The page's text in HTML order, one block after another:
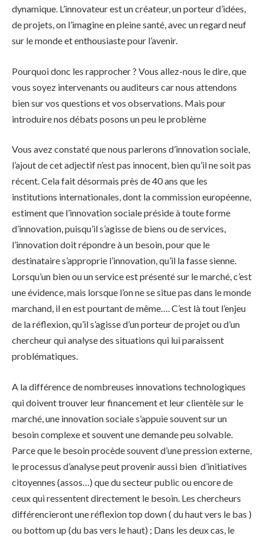
dynamique. L’innovateur est un créateur, un porteur d’idées,
de projets, on l’imagine en pleine santé, avec un regard neuf
sur le monde et enthousiaste pour l’avenir.
Pourquoi donc les rapprocher ? Vous allez-nous le dire, que
vous soyez intervenants ou auditeurs car nous attendons
bien sur vos questions et vos observations. Mais pour
introduire nos débats posons un peu le problème
Vous avez constaté que nous parlerons d’innovation sociale,
l’ajout de cet adjectif n’est pas innocent, bien qu’il ne soit pas
récent. Cela fait désormais près de 40 ans que les
institutions internationales, dont la commission européenne,
estiment que l’innovation sociale préside à toute forme
d’innovation, puisqu’il s’agisse de biens ou de services,
l’innovation doit répondre à un besoin, pour que le
destinataire s’approprie l’innovation, qu’il la fasse sienne.
Lorsqu’un bien ou un service est présenté sur le marché, c’est
une évidence, mais lorsque l’on ne se situe pas dans le monde
marchand, il en est pourtant de même…. C’est là tout l’enjeu
de la réflexion, qu’il s’agisse d’un porteur de projet ou d’un
chercheur qui analyse des situations qui lui paraissent
problématiques.
A la différence de nombreuses innovations technologiques
qui doivent trouver leur financement et leur clientèle sur le
marché, une innovation sociale s’appuie souvent sur un
besoin complexe et souvent une demande peu solvable.
Parce que le besoin procède souvent d’une pression externe,
le processus d’analyse peut provenir aussi bien d’initiatives
citoyennes (assos…) que du secteur public ou encore de
ceux qui ressentent directement le besoin. Les chercheurs
différencieront une réflexion top down ( du haut vers le bas )
ou bottom up (du bas vers le haut) ; Dans les deux cas, le